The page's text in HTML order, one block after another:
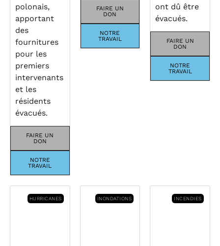
polonais,
apportant
des
fournitures
pour les
premiers
intervenants
et les
résidents
évacués.
FAIRE UN
DON
NOTRE
TRAVAIL
FAIRE UN
DON
NOTRE
TRAVAIL
ont dû être
évacués.
FAIRE UN
DON
NOTRE
TRAVAIL
HURRICANES INONDATIONS INCENDIES